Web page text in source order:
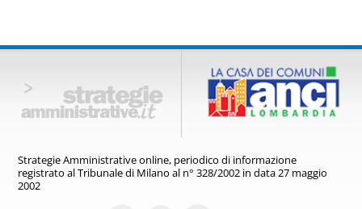
Strategie Amministrative online, periodico di informazione
registratoal Tribunale di Milano al n° 328/2002 in data 27 maggio
2002